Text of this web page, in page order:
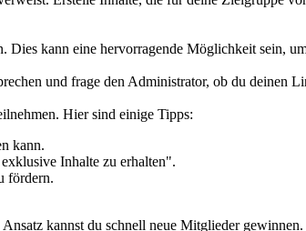
kann eine hervorragende Möglichkeit sein,
und frage den Administrator, ob du deinen
Hier sind einige Tipps:
kann.
Inhalte zu erhalten".
fördern.
kannst du schnell neue Mitglieder